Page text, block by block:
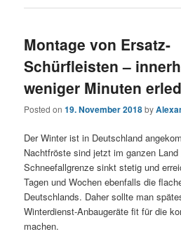
Montage von Ersatz-
Schürfleisten –
weniger Minuten
Posted on19. November 2018by
Der Winter ist in Deutschland
Nachtfröste sind jetzt im ganzen
Schneefallgrenze sinkt stetig und
Tagen und Wochen ebenfalls die
Deutschlands. Daher sollte man
Winterdienst-Anbaugeräte fit für die
machen.